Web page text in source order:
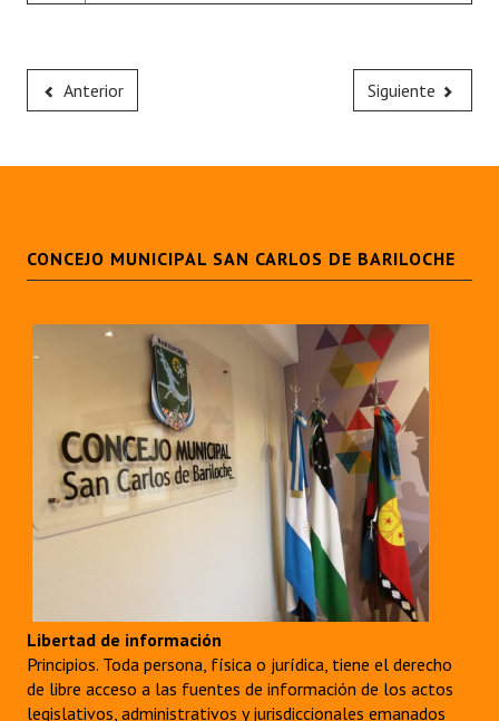
Anterior Siguiente
CONCEJO MUNICIPAL SAN CARLOS DE BARILOCHE
Libertad de información
Principios. Toda persona, física o jurídica, tiene el derecho
de libre acceso a las fuentes de información de los actos
legislativos, administrativos y jurisdiccionales emanados